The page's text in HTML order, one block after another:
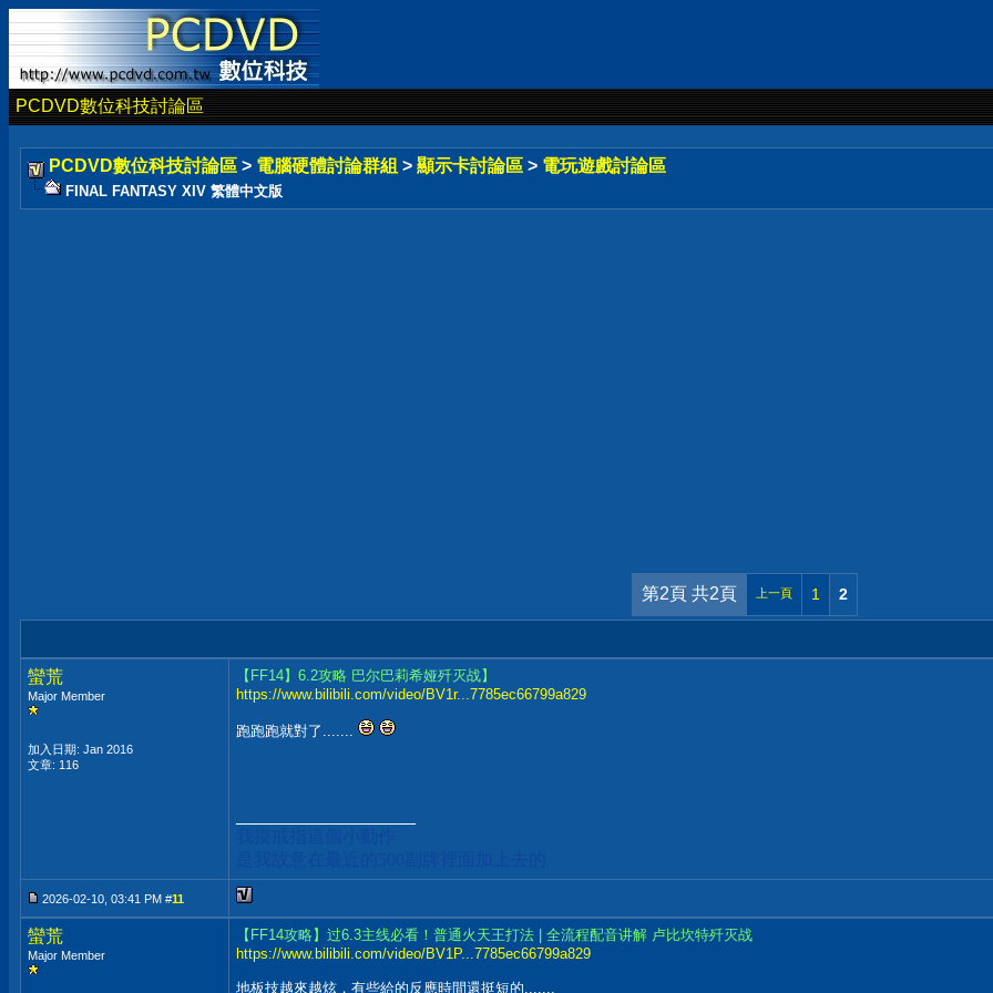
PCDVD數位科技討論區
PCDVD數位科技討論區 > 電腦硬體討論群組 > 顯示卡討論區 > 電玩遊戲討論區
FINAL FANTASY XIV 繁體中文版
第2頁 共2頁 上一頁 1 2
蠻荒
Major Member
加入日期: Jan 2016
文章: 116
【FF14】6.2攻略 巴尔巴莉希娅歼灭战】
https://www.bilibili.com/video/BV1r...7785ec66799a829
跑跑跑就對了.......
2026-02-10, 03:41 PM #11
蠻荒
Major Member
【FF14攻略】过6.3主线必看！普通火天王打法 | 全流程配音讲解 卢比坎特歼灭战
https://www.bilibili.com/video/BV1P...7785ec66799a829
地板技越來越炫，有些給的反應時間還挺短的.......